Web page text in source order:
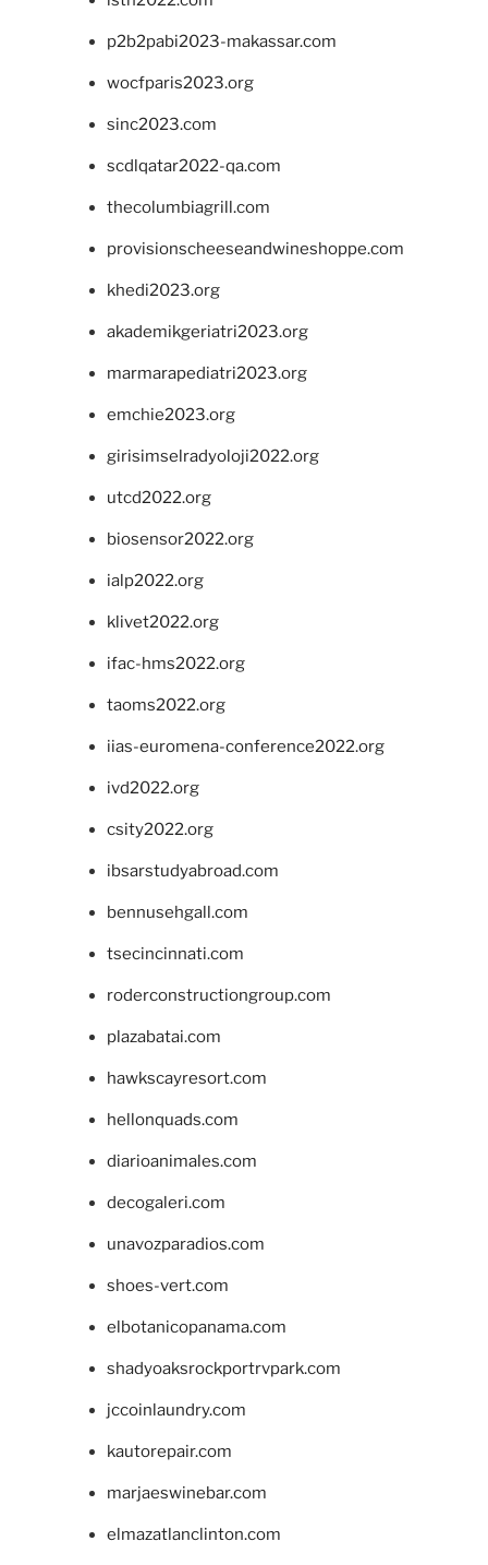
p2b2pabi2023-makassar.com
wocfparis2023.org
sinc2023.com
scdlqatar2022-qa.com
thecolumbiagrill.com
provisionscheeseandwineshoppe.com
khedi2023.org
akademikgeriatri2023.org
marmarapediatri2023.org
emchie2023.org
girisimselradyoloji2022.org
utcd2022.org
biosensor2022.org
ialp2022.org
klivet2022.org
ifac-hms2022.org
taoms2022.org
iias-euromena-conference2022.org
ivd2022.org
csity2022.org
ibsarstudyabroad.com
bennusehgall.com
tsecincinnati.com
roderconstructiongroup.com
plazabatai.com
hawkscayresort.com
hellonquads.com
diarioanimales.com
decogaleri.com
unavozparadios.com
shoes-vert.com
elbotanicopanama.com
shadyoaksrockportrvpark.com
jccoinlaundry.com
kautorepair.com
marjaeswinebar.com
elmazatlanclinton.com